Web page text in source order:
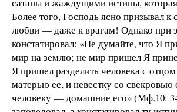
Более того, Господь ясно призывал
любви — даже к врагам! Однако при
констатировал: «Не думайте, что Я
мир на землю; не мир пришел Я
Я пришел разделить человека с
матерью ее, и невестку со свекровью
человеку — домашние его» (Мф.10: